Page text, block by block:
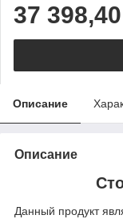
37 398,40
Описание
Описание
Данный продукт